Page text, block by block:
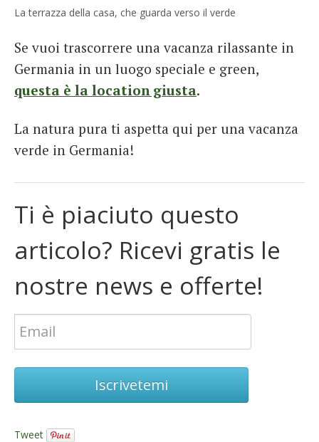
La terrazza della casa, che guarda verso il verde
Se vuoi trascorrere una vacanza rilassante in
Germania in un luogo speciale e green,
questa è la location giusta.
La natura pura ti aspetta qui per una vacanza
verde in Germania!
Ti è piaciuto questo
articolo? Ricevi gratis le
nostre news e offerte!
Iscrivetemi
Tweet